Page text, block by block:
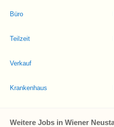
Büro
Teilzeit
Verkauf
Krankenhaus
Weitere Jobs in Wiener